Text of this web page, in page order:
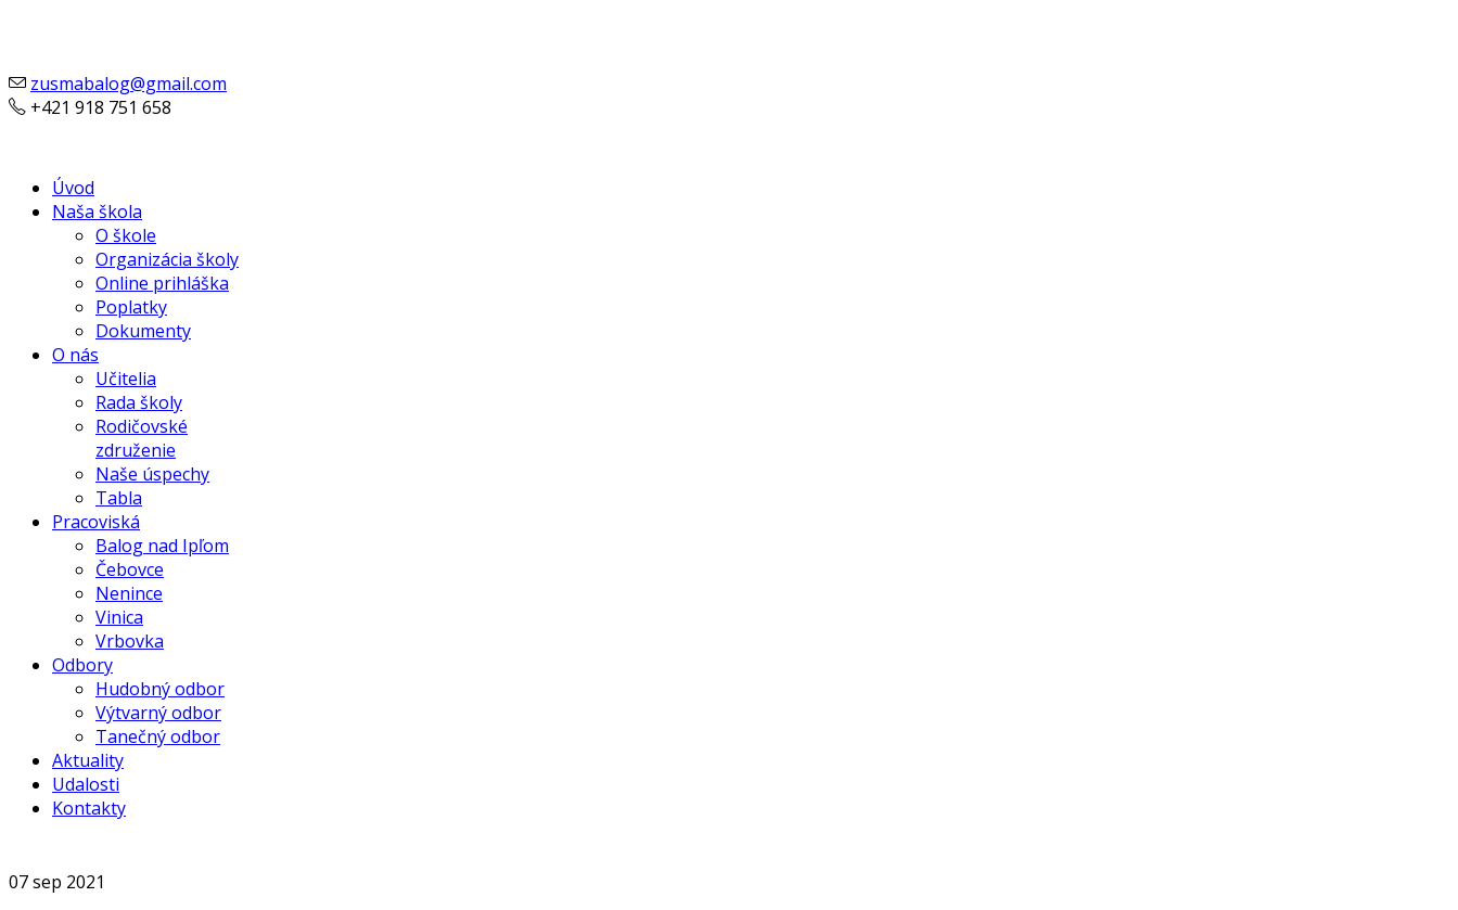
zusmabalog@gmail.com
+421 918 751 658
Úvod
Naša škola
O škole
Organizácia školy
Online prihláška
Poplatky
Dokumenty
O nás
Učitelia
Rada školy
Rodičovské
združenie
Naše úspechy
Tabla
Pracoviská
Balog nad Ipľom
Čebovce
Nenince
Vinica
Vrbovka
Odbory
Hudobný odbor
Výtvarný odbor
Tanečný odbor
Aktuality
Udalosti
Kontakty
07sep 2021